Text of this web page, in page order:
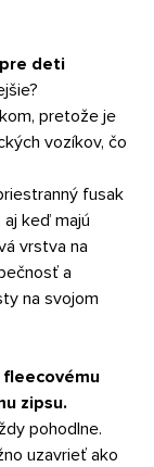
deti
pretože je
vozíkov, čo
fusak
keď majú
vrstva na
a
na svojom
zipsu.
pohodlne.
uzavrieť ako